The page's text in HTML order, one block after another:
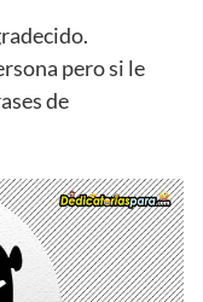
pero si le
de